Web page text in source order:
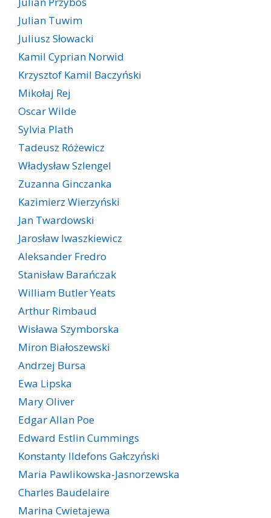
Julian Tuwim
Juliusz Słowacki
Kamil Cyprian Norwid
Krzysztof Kamil Baczyński
Mikołaj Rej
Oscar Wilde
Sylvia Plath
Tadeusz Różewicz
Władysław Szlengel
Zuzanna Ginczanka
Kazimierz Wierzyński
Jan Twardowski
Jarosław Iwaszkiewicz
Aleksander Fredro
Stanisław Barańczak
William Butler Yeats
Arthur Rimbaud
Wisława Szymborska
Miron Białoszewski
Andrzej Bursa
Ewa Lipska
Mary Oliver
Edgar Allan Poe
Edward Estlin Cummings
Konstanty Ildefons Gałczyński
Maria Pawlikowska-Jasnorzewska
Charles Baudelaire
Marina Cwietajewa